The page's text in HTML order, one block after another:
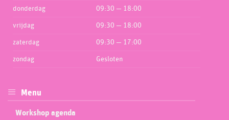
donderdag 09:30 — 18:00
vrijdag 09:30 — 18:00
zaterdag 09:30 — 17:00
zondag Gesloten
Menu
Workshop agenda